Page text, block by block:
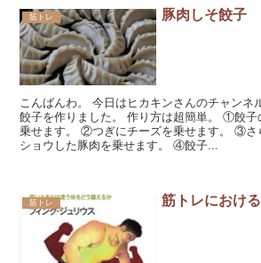
筋トレ 豚肉しそ餃子
こんばんわ。 今日はヒカキンさんのチャンネ
餃子を作りました。 作り方は超簡単。 ①餃子
乗せます。 ②つぎにチーズを乗せます。 ③さ
ショウした豚肉を乗せます。 ④餃子...
筋トレ 筋トレにおけ